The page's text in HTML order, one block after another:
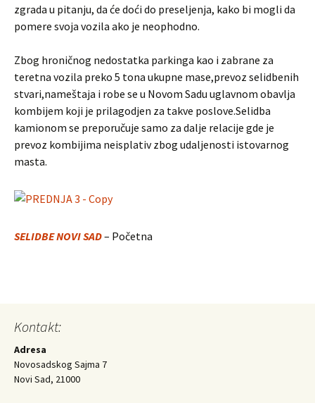
zgrada u pitanju, da će doći do preseljenja, kako bi mogli da
pomere svoja vozila ako je neophodno.
Zbog hroničnog nedostatka parkinga kao i zabrane za
teretna vozila preko 5 tona ukupne mase,prevoz selidbenih
stvari,nameštaja i robe se u Novom Sadu uglavnom obavlja
kombijem koji je prilagodjen za takve poslove.Selidba
kamionom se preporučuje samo za dalje relacije gde je
prevoz kombijima neisplativ zbog udaljenosti istovarnog
masta.
SELIDBE NOVI SAD– Početna
Kontakt:
Adresa
Novosadskog Sajma 7
Novi Sad, 21000